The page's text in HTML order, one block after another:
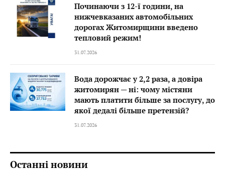
Починаючи з 12-ї години, на
нижчевказаних автомобільних
дорогах Житомирщини введено
тепловий режим!
31.07.2026
Вода дорожчає у 2,2 раза, а довіра
житомирян — ні: чому містяни
мають платити більше за послугу, до
якої дедалі більше претензій?
31.07.2026
Останні новини